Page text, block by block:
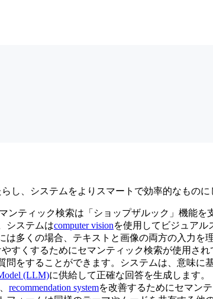
し、システムをよりスマートで効率的なものに
ンティック検索は「ショップザルック」機能
システムはcomputer visionを使用してビジュアル
多くの場合、テキストと画像の両方の入力を
すくするためにセマンティック検索が使用さ
をすることができます。システムは、意味に
(LLM)に供給して正確な回答を生成します。
recommendation systemを改善するためにセマン